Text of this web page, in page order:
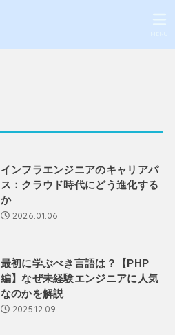
インフラエンジニアのキャリアパ
ス：クラウド時代にどう進化する
か
2026.01.06
最初に学ぶべき言語は？【PHP
編】なぜ未経験エンジニアに人気
なのかを解説
2025.12.09